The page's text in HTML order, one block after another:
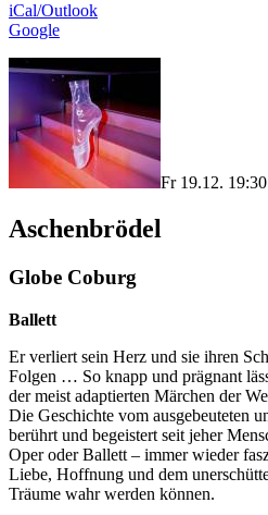
iCal/Outlook
Google
Fr 19.12. 19:30
Aschenbrödel
Globe Coburg
Ballett
Er verliert sein Herz und sie ihren
Folgen … So knapp und prägnant
der meist adaptierten Märchen der
Die Geschichte vom ausgebeuteten
berührt und begeistert seit jeher
Oper oder Ballett – immer wieder
Liebe, Hoffnung und dem
Träume wahr werden können.